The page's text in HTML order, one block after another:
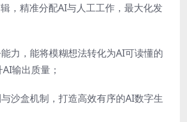
，精准分配AI与人工工作，最大化发
力，能将模糊想法转化为AI可读懂的
输出质量；
沙盒机制，打造高效有序的AI数字生